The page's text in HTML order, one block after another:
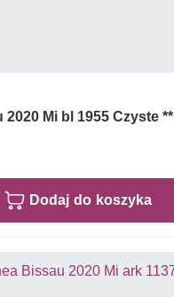
Mi bl 1955 Czyste **
Dodaj do koszyka